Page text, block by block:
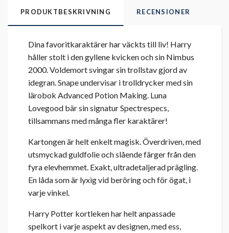
PRODUKTBESKRIVNING RECENSIONER
Dina favoritkaraktärer har väckts till liv! Harry
håller stolt i den gyllene kvicken och sin Nimbus
2000. Voldemort svingar sin trollstav gjord av
idegran. Snape undervisar i trolldrycker med sin
lärobok Advanced Potion Making. Luna
Lovegood bär sin signatur Spectrespecs,
tillsammans med många fler karaktärer!
Kartongen är helt enkelt magisk. Överdriven, med
utsmyckad guldfolie och slående färger från den
fyra elevhemmet. Exakt, ultradetaljerad prägling.
En låda som är lyxig vid beröring och för ögat, i
varje vinkel.
Harry Potter kortleken har helt anpassade
spelkort i varje aspekt av designen, med ess,